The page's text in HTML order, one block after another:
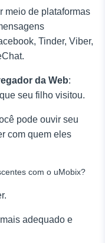
meio de plataformas
Tinder, Viber,
da Web:
seu filho visitou.
pode ouvir seu
com quem eles
com o uMobix?
adequado e